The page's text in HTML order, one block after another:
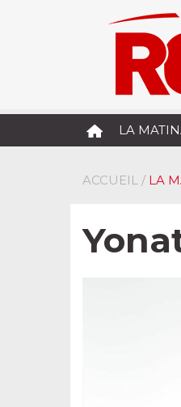
LA
ACCUEIL / LA